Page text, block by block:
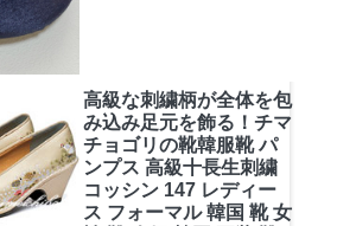
高級な刺繍柄が全体を包
み込み足元を飾る！ チマ
チョゴリの靴韓服靴 パ
ンプス 高級十長生刺繍
コッシン 147 レディー
ス フォーマル 韓国 靴 女